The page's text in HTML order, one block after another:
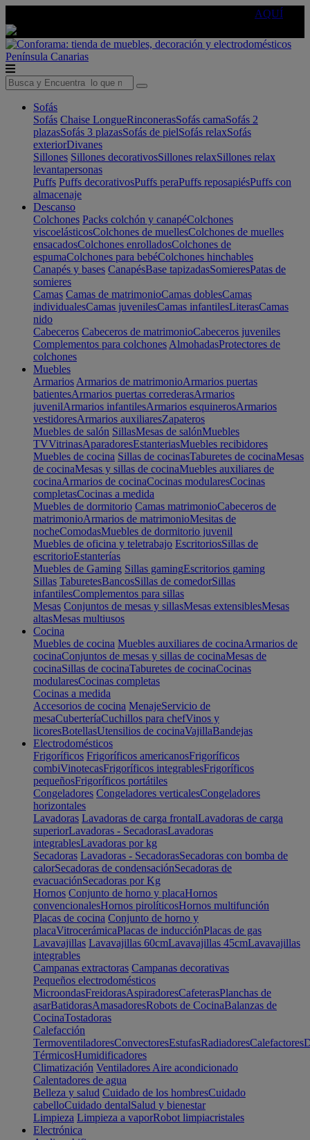
AQUÍ
Península Canarias
Sofás
Sofás Chaise LongueRinconerasSofás camaSofás 2
plazasSofás 3 plazasSofás de pielSofás relaxSofás
exteriorDivanes
Sillones Sillones decorativosSillones relaxSillones relax
levantapersonas
Puffs Puffs decorativosPuffs peraPuffs reposapiésPuffs con
almacenaje
Descanso
Colchones Packs colchón y canapéColchones
viscoelásticosColchones de muellesColchones de muelles
ensacadosColchones enrolladosColchones de
espumaColchones para bebéColchones hinchables
Canapés y bases CanapésBase tapizadasSomieresPatas de
somieres
Camas Camas de matrimonioCamas doblesCamas
individualesCamas juvenilesCamas infantilesLiterasCamas
nido
Cabeceros Cabeceros de matrimonioCabeceros juveniles
Complementos para colchones AlmohadasProtectores de
colchones
Muebles
Armarios Armarios de matrimonioArmarios puertas
batientesArmarios puertas correderasArmarios
juvenilArmarios infantilesArmarios esquinerosArmarios
vestidoresArmarios auxiliaresZapateros
Muebles de salón SillasMesas de salónMuebles
TVVitrinasAparadoresEstanteriasMuebles recibidores
Muebles de cocina Sillas de cocinasTaburetes de cocinaMesas
de cocinaMesas y sillas de cocinaMuebles auxiliares de
cocinaArmarios de cocinaCocinas modularesCocinas
completasCocinas a medida
Muebles de dormitorio Camas matrimonioCabeceros de
matrimonioArmarios de matrimonioMesitas de
nocheComodasMuebles de dormitorio juvenil
Muebles de oficina y teletrabajo EscritoriosSillas de
escritorioEstanterías
Muebles de Gaming Sillas gamingEscritorios gaming
Sillas TaburetesBancosSillas de comedorSillas
infantilesComplementos para sillas
Mesas Conjuntos de mesas y sillasMesas extensiblesMesas
altasMesas multiusos
Cocina
Muebles de cocina Muebles auxiliares de cocinaArmarios de
cocinaConjuntos de mesas y sillas de cocinaMesas de
cocinaSillas de cocinaTaburetes de cocinaCocinas
modularesCocinas completas
Cocinas a medida
Accesorios de cocina MenajeServicio de
mesaCuberteríaCuchillos para chefVinos y
licoresBotellasUtensilios de cocinaVajillaBandejas
Electrodomésticos
Frigoríficos Frigoríficos americanosFrigoríficos
combiVinotecasFrigoríficos integrablesFrigoríficos
pequeñosFrigoríficos portátiles
Congeladores Congeladores verticalesCongeladores
horizontales
Lavadoras Lavadoras de carga frontalLavadoras de carga
superiorLavadoras - SecadorasLavadoras
integrablesLavadoras por kg
Secadoras Lavadoras - SecadorasSecadoras con bomba de
calorSecadoras de condensaciónSecadoras de
evacuaciónSecadoras por Kg
Hornos Conjunto de horno y placaHornos
convencionalesHornos pirolíticosHornos multifunción
Placas de cocina Conjunto de horno y
placaVitrocerámicaPlacas de inducciónPlacas de gas
Lavavajillas Lavavajillas 60cmLavavajillas 45cmLavavajillas
integrables
Campanas extractoras Campanas decorativas
Pequeños electrodomésticos
MicroondasFreidorasAspiradoresCafeterasPlanchas de
asarBatidorasAmasadoresRobots de CocinaBalanzas de
CocinaTostadoras
Calefacción
TermoventiladoresConvectoresEstufasRadiadoresCalefactores
TérmicosHumidificadores
Climatización Ventiladores Aire acondicionado
Calentadores de agua
Belleza y salud Cuidado de los hombresCuidado
cabelloCuidado dentalSalud y bienestar
Limpieza Limpieza a vaporRobot limpiacristales
Electrónica